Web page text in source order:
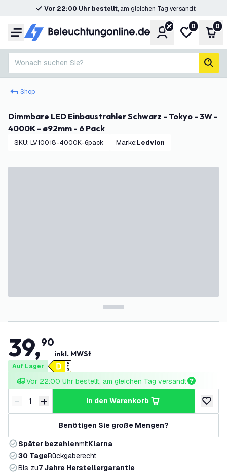
Vor 22:00 Uhr bestellt, am gleichen Tag versandt
Menü KontoMeine
0 0
Wonach suchen Sie?
Shop
Dimmbare LED Einbaustrahler Schwarz - Tokyo - 3W -
4000K - ø92mm - 6 Pack
SKU: LV10018-4000K-6pack Marke: Ledvion
39,90
inkl. MWSt
Auf Lager
Vor 22:00 Uhr bestellt, am gleichen Tag versandt
Menge verringern
- Menge erhöhen
+ in den Warenkorb
zur
Benötigen Sie große Mengen?
Später bezahlenmitKlarna
30 TageRückgaberecht
Bis zu7 Jahre Herstellergarantie